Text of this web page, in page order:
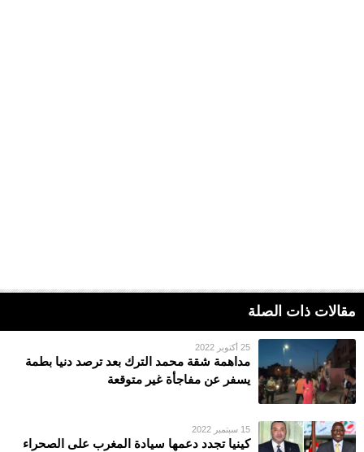
مقالات ذات الصلة
25 أكتوبر 2022
مداهمة شقة محمد الترك بعد ترصد دنيا بطمة
يسفر عن مفاجأة غير متوقعة
15 سبتمبر 2022
كينيا تجدد دعمها سيادة المغرب على الصحراء